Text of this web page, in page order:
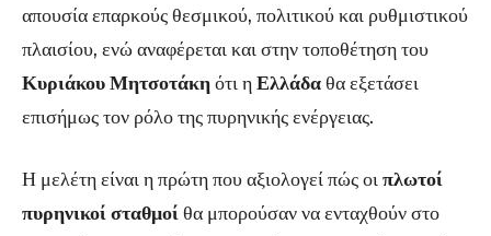
απουσία επαρκούς θεσμικού, πολιτικού και ρυθμιστικού
πλαισίου, ενώ αναφέρεται και στην τοποθέτηση του
Κυριάκου Μητσοτάκηότι ηΕλλάδαθα εξετάσει
επισήμως τον ρόλο της πυρηνικής ενέργειας.
Η μελέτη είναι η πρώτη που αξιολογεί πώς οιπλωτοί
πυρηνικοί σταθμοίθα μπορούσαν να ενταχθούν στο